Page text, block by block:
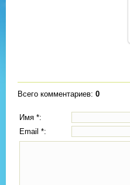
Всего комментариев: 0
Имя *:
Email *: